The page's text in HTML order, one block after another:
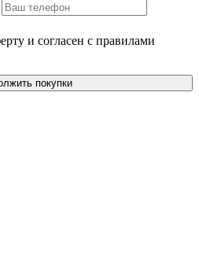
и согласен с правилами
покупки